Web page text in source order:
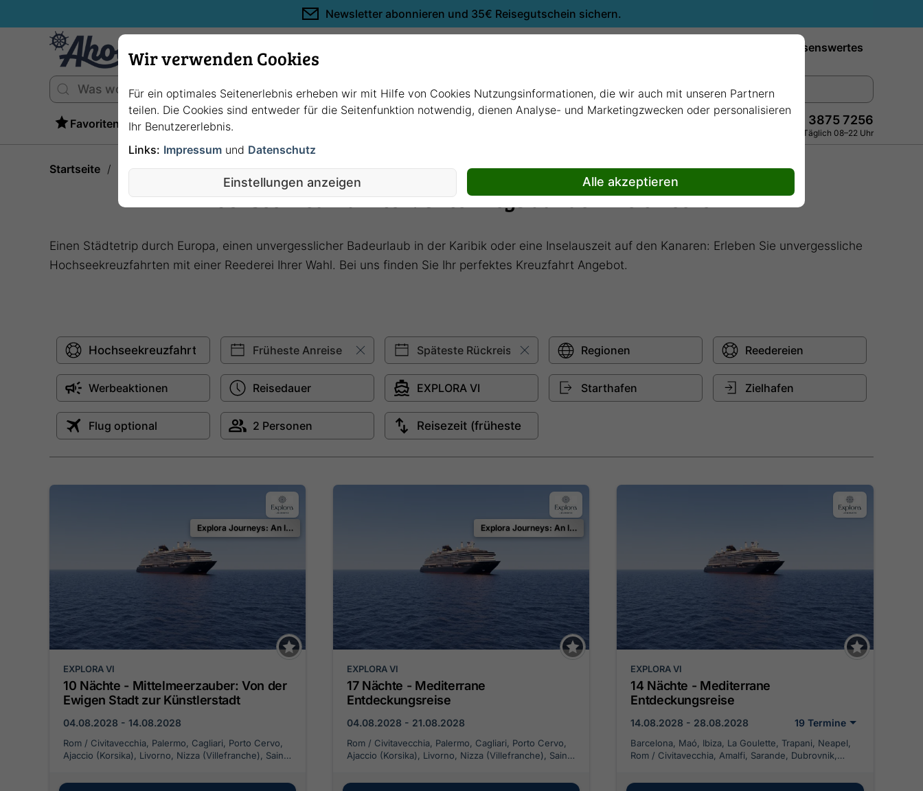
Newsletter abonnieren und 35€ Reisegutschein sichern.
Wissenswertes
Favoriten +49 228 3875 7256
Persönlich · Kostenlos · Täglich 08–22 Uhr
Startseite Hochseekreuzfahrten: Unterwegs auf den Weltmeeren
Hochseekreuzfahrten: Unterwegs auf den Weltmeeren
Einen Städtetrip durch Europa, einen unvergesslicher Badeurlaub in der Karibik oder eine Inselauszeit auf den Kanaren: Erleben Sie unvergessliche
Hochseekreuzfahrten mit einer Reederei Ihrer Wahl. Bei uns finden Sie Ihr perfektes Kreuzfahrt Angebot.
Explora Journeys: An Invitation to Celebrate
EXPLORA VI
10 Nächte - Mittelmeerzauber: Von der
Ewigen Stadt zur Künstlerstadt
04.08.2028 - 14.08.2028
Rom / Civitavecchia, Palermo, Cagliari, Porto Cervo,
Ajaccio (Korsika), Livorno, Nizza (Villefranche), Saint-
Explora Journeys: An Invitation to Celebrate
EXPLORA VI
17 Nächte - Mediterrane
Entdeckungsreise
04.08.2028 - 21.08.2028
Rom / Civitavecchia, Palermo, Cagliari, Porto Cervo,
Ajaccio (Korsika), Livorno, Nizza (Villefranche), Saint-
EXPLORA VI
14 Nächte - Mediterrane
Entdeckungsreise
14.08.2028 - 28.08.2028 19 Termine
Barcelona, Maó, Ibiza, La Goulette, Trapani, Neapel,
Rom / Civitavecchia, Amalfi, Sarande, Dubrovnik,
Wir verwenden Cookies
Für ein optimales Seitenerlebnis erheben wir mit Hilfe von Cookies Nutzungsinformationen, die wir auch mit unseren Partnern
teilen. Die Cookies sind entweder für die Seitenfunktion notwendig, dienen Analyse- und Marketingzwecken oder personalisieren
Ihr Benutzererlebnis.
Links: Impressum und Datenschutz
Einstellungen anzeigen Alle akzeptieren